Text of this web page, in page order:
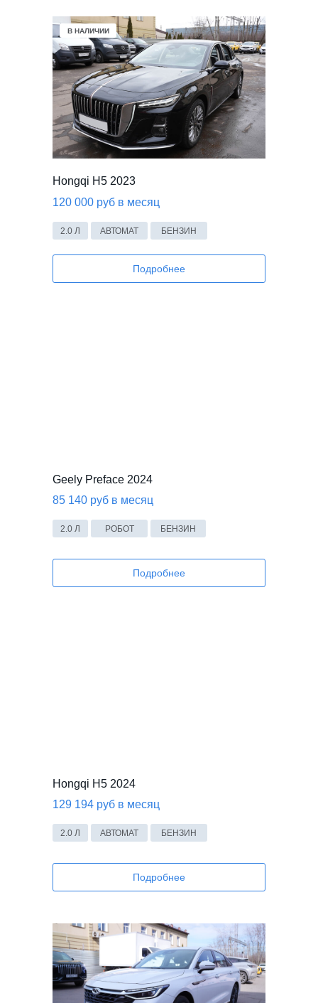
Hongqi H5 2023
120 000 руб в месяц
Подробнее
В НАЛИЧИИ
2.0 Л АВТОМАТ БЕНЗИН
Geely Preface 2024
85 140 руб в месяц
Подробнее
2.0 Л РОБОТ БЕНЗИН
Hongqi H5 2024
129 194 руб в месяц
Подробнее
2.0 Л АВТОМАТ БЕНЗИН